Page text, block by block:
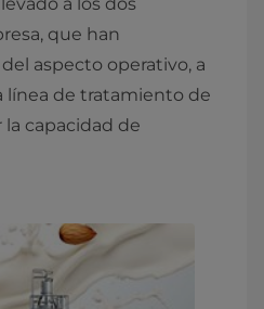
que han
aspecto operativo, a
línea de tratamiento de
capacidad de